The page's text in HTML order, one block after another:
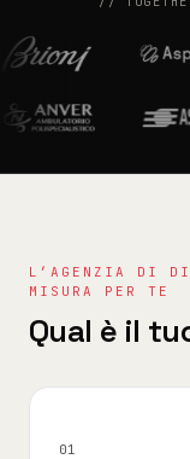
L’AGENZIA DI
MISURA PER TE
Qual è il
01